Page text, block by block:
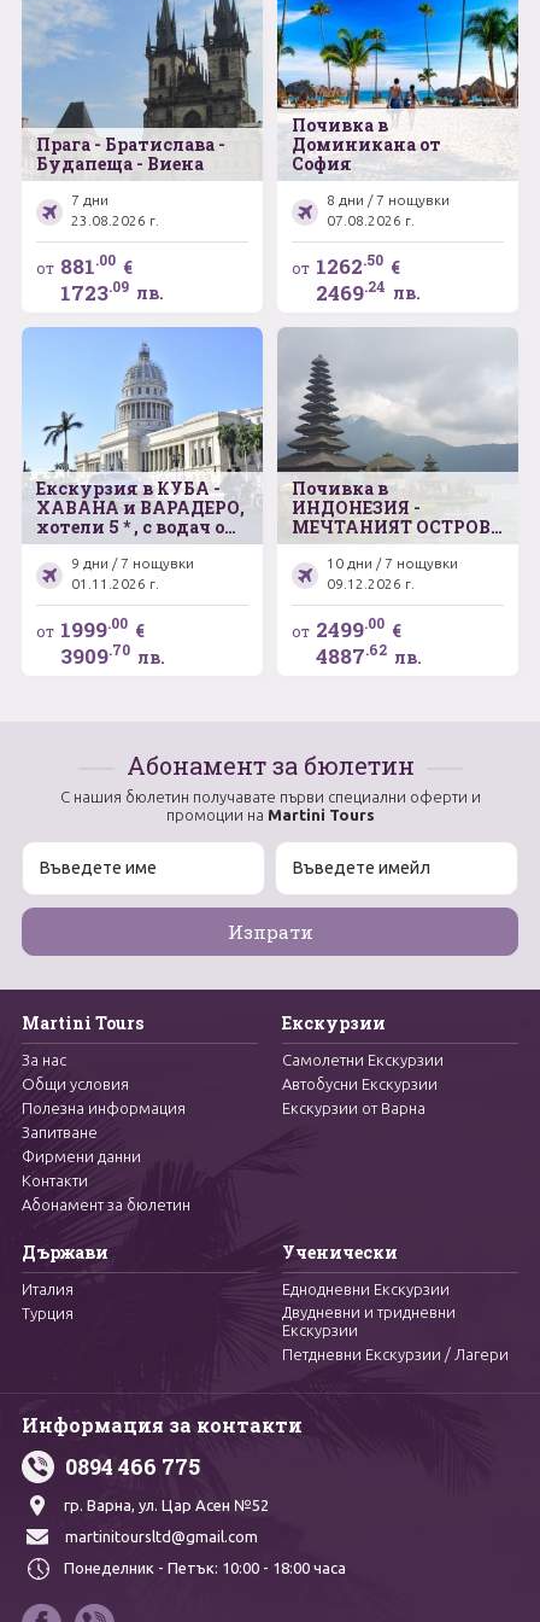
Прага - Братислава -
Будапеща - Виена
7 дни
23.08.2026 г.
от 881.00 €
1723.09 лв.
Почивка в
Доминикана от
София
8 дни / 7 нощувки
07.08.2026 г.
от 1262.50 €
2469.24 лв.
Екскурзия в КУБА -
ХАВАНА и ВАРАДЕРО,
хотели 5 * , с водач от
България, по
стъпките на
Хемингуей и
включена екскурзия
в долината Винялес !
9 дни / 7 нощувки
01.11.2026 г.
от 1999.00 €
3909.70 лв.
Почивка в
ИНДОНЕЗИЯ -
МЕЧТАНИЯТ ОСТРОВ
БАЛИ - с водач от
България!10 дни / 7 нощувки
09.12.2026 г.
от 2499.00 €
4887.62 лв.
Абонамент за бюлетин
С нашия бюлетин получавате първи специални оферти и
промоции на Martini Tours
Martini Tours
За нас
Общи условия
Полезна информация
Запитване
Фирмени данни
Контакти
Абонамент за бюлетин
Екскурзии
Самолетни Екскурзии
Автобусни Екскурзии
Екскурзии от Варна
Държави
Италия
Турция
Ученически
Еднодневни Екскурзии
Двудневни и тридневни
Екскурзии
Петдневни Екскурзии / Лагери
Информация за контакти
0894 466 775
гр. Варна, ул. Цар Асен №52
martinitoursltd@gmail.com
Понеделник - Петък: 10:00 - 18:00 часа